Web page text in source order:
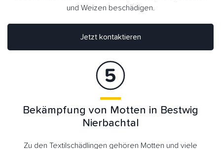
Jetzt kontaktieren
und Weizen beschädigen.
Bekämpfung von Motten in Bestwig
Nierbachtal
Zu den Textilschädlingen gehören Motten und viele